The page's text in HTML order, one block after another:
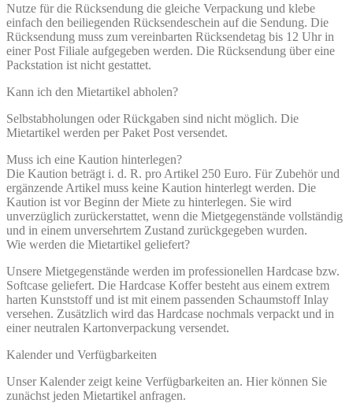
Nutze für die Rücksendung die gleiche Verpackung und klebe
einfach den beiliegenden Rücksendeschein auf die Sendung. Die
Rücksendung muss zum vereinbarten Rücksendetag bis 12 Uhr in
einer Post Filiale aufgegeben werden. Die Rücksendung über eine
Packstation ist nicht gestattet.
Kann ich den Mietartikel abholen?
Selbstabholungen oder Rückgaben sind nicht möglich. Die
Mietartikel werden per Paket Post versendet.
Muss ich eine Kaution hinterlegen?
Die Kaution beträgt i. d. R. pro Artikel 250 Euro. Für Zubehör und
ergänzende Artikel muss keine Kaution hinterlegt werden. Die
Kaution ist vor Beginn der Miete zu hinterlegen. Sie wird
unverzüglich zurückerstattet, wenn die Mietgegenstände vollständig
und in einem unversehrtem Zustand zurückgegeben wurden.
Wie werden die Mietartikel geliefert?
Unsere Mietgegenstände werden im professionellen Hardcase bzw.
Softcase geliefert. Die Hardcase Koffer besteht aus einem extrem
harten Kunststoff und ist mit einem passenden Schaumstoff Inlay
versehen. Zusätzlich wird das Hardcase nochmals verpackt und in
einer neutralen Kartonverpackung versendet.
Kalender und Verfügbarkeiten
Unser Kalender zeigt keine Verfügbarkeiten an. Hier können Sie
zunächst jeden Mietartikel anfragen.